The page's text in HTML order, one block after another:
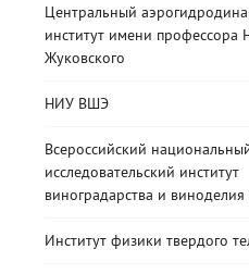
Центральный
институт имени профессора
Жуковского
НИУ ВШЭ
Всероссийский
исследовательский институт
виноградарства и виноделия
Институт физики твердого